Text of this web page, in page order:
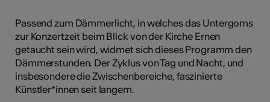
Passend zum Dämmerlicht, in welches das Untergoms
zur Konzertzeit beim Blick von der Kirche Ernen
getaucht sein wird, widmet sich dieses Programm den
Dämmerstunden. Der Zyklus von Tag und Nacht, und
insbesondere die Zwischenbereiche, faszinierte
Künstler*innen seit langem.